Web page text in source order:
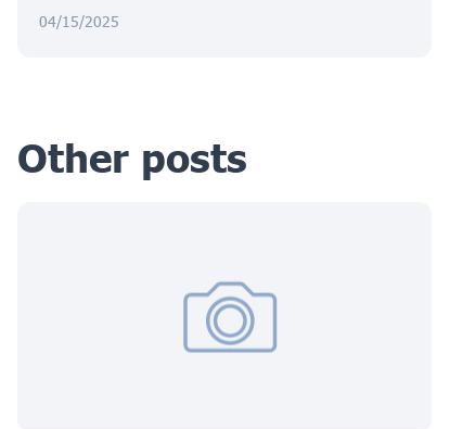
04/15/2025
Other posts